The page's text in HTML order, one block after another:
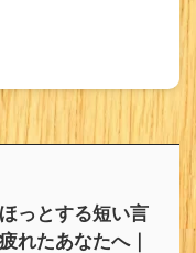
っとする短い言
れたあなたへ｜